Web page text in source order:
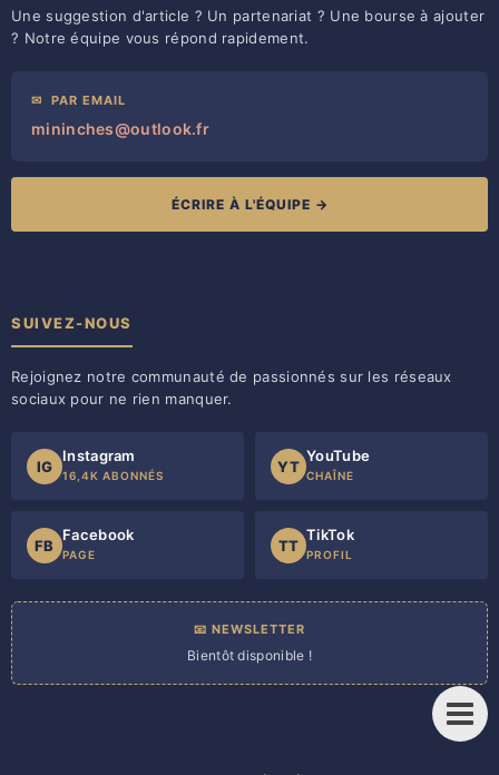
Une suggestion d'article ? Un partenariat ? Une bourse à ajouter
? Notre équipe vous répond rapidement.
✉ PAR EMAIL
mininches@outlook.fr
ÉCRIRE À L'ÉQUIPE →
SUIVEZ-NOUS
Rejoignez notre communauté de passionnés sur les réseaux
sociaux pour ne rien manquer.
IG
Instagram
16,4K ABONNÉS
YT
YouTube
CHAÎNE
FB
Facebook
PAGE
TT
TikTok
PROFIL
📧 NEWSLETTER
Bientôt disponible !